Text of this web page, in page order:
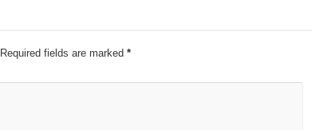
Required fields are marked *